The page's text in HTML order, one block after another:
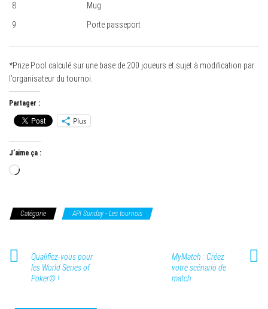
8
Mug
9
Porte passeport
*Prize Pool calculé sur une base de 200 joueurs et sujet à modification par
l’organisateur du tournoi.
Partager :
Plus
J’aime ça :
Chargement…
Catégorie API Sunday - Les tournois
Qualifiez-vous pour
les World Series of
Poker© !
MyMatch : Créez
votre scénario de
match